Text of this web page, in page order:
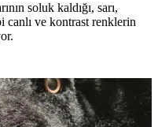
soluk kaldığı, sarı,
canlı ve kontrast renklerin